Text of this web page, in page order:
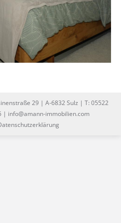
29 | A-6832 Sulz | T: 05522
| info@amann-immobilien.com